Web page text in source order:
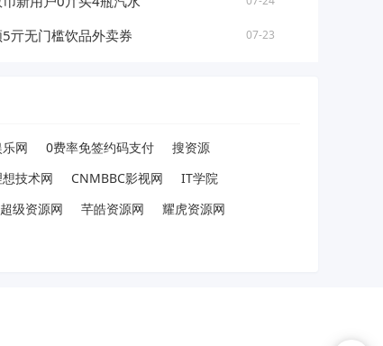
亓无门槛饮品外卖券 07-23
网 0费率免签约码支付
搜资源
技术网 CNMBBC影视网
IT学院
超级资源网 芊皓资源网
耀虎资源网